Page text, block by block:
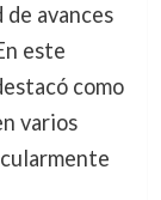
avances
este
como
varios